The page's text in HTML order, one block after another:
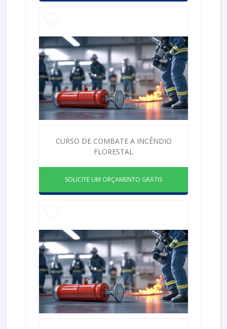
CURSO DE COMBATE A INCÊNDIO
FLORESTAL
SOLICITE UM ORÇAMENTO GRÁTIS